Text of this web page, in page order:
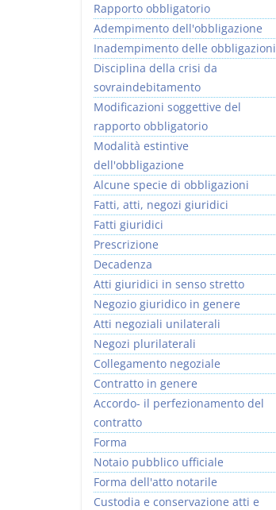
Rapporto obbligatorio
Adempimento dell'obbligazione
Inadempimento delle obbligazioni
Disciplina della crisi da
sovraindebitamento
Modificazioni soggettive del
rapporto obbligatorio
Modalità estintive
dell'obbligazione
Alcune specie di obbligazioni
Fatti, atti, negozi giuridici
Fatti giuridici
Prescrizione
Decadenza
Atti giuridici in senso stretto
Negozio giuridico in genere
Atti negoziali unilaterali
Negozi plurilaterali
Collegamento negoziale
Contratto in genere
Accordo- il perfezionamento del
contratto
Forma
Notaio pubblico ufficiale
Forma dell'atto notarile
Custodia e conservazione atti e